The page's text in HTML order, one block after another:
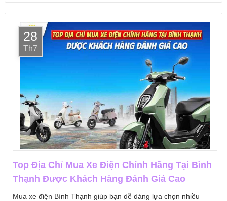
28
Th7
Top Địa Chỉ Mua Xe Điện Chính Hãng Tại Bình
Thạnh Được Khách Hàng Đánh Giá Cao
Mua xe điện Bình Thạnh giúp bạn dễ dàng lựa chọn nhiều